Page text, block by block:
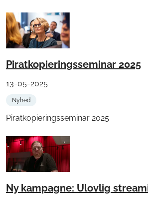
Piratkopieringsseminar 2025
13-05-2025
Nyhed
Piratkopieringsseminar 2025
Ny kampagne: Ulovlig